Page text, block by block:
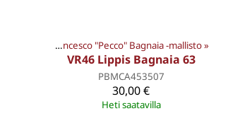
Francesco "Pecco" Bagnaia -mallisto‪»
VR46 Lippis Bagnaia 63
PBMCA453507
30,00 €
Heti saatavilla